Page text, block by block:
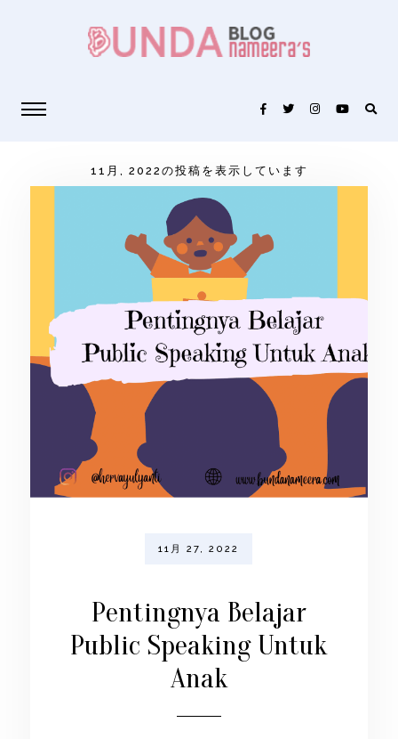
11月, 2022の投稿を表示しています
11月 27, 2022
Pentingnya Belajar
Public Speaking Untuk
Anak